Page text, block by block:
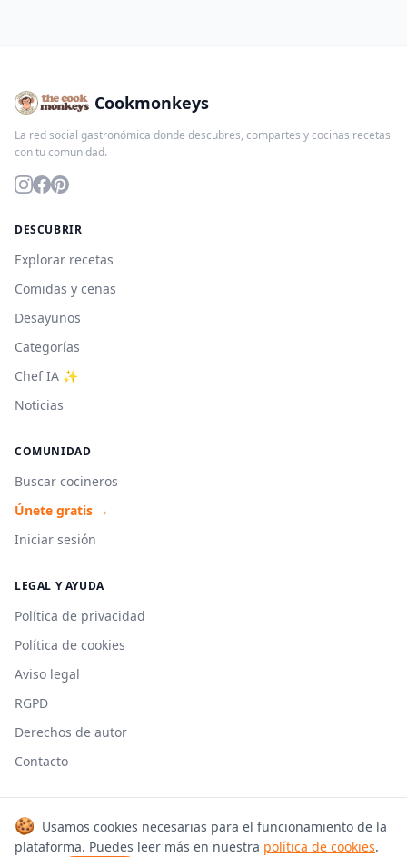
Cookmonkeys
La red social gastronómica donde descubres, compartes y cocinas recetas
con tu comunidad.
DESCUBRIR
Explorar recetas
Comidas y cenas
Desayunos
Categorías
Chef IA ✨
Noticias
COMUNIDAD
Buscar cocineros
Únete gratis →
Iniciar sesión
LEGAL Y AYUDA
Política de privacidad
Política de cookies
Aviso legal
RGPD
Derechos de autor
Contacto
© 2026 Cookmonkeys. Todos los derechos reservados.
Hecho con 🍳 en España
🍪 Usamos cookies necesarias para el funcionamiento de la
plataforma. Puedes leer más en nuestra política de cookies.